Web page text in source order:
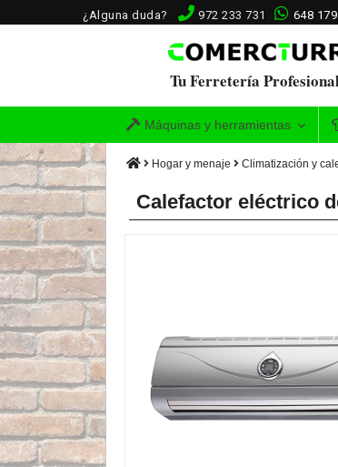
¿Alguna duda? 972 233 731 648
Tu Ferretería
Máquinas y herramientas
Hogar y menaje Climatización y
Calefactor eléctrico